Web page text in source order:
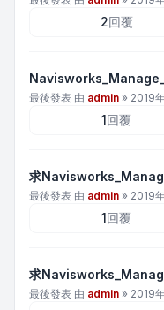
2回覆
最後發表 由 admin » 2019
1回覆
求
最後發表 由 admin » 2019
1回覆
求
最後發表 由 admin » 2019